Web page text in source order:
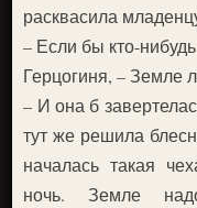
расквасила
– Если бы кто-
Герцогиня, – Земле
– И она б
тут же решила
началась такая
ночь. Земле